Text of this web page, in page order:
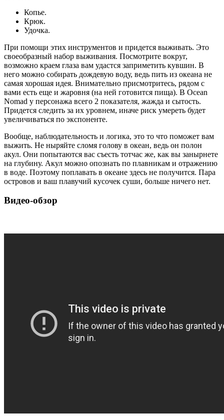
Копье.
Крюк.
Удочка.
При помощи этих инструментов и придется выживать. Это
своеобразный набор выживания. Посмотрите вокруг,
возможно краем глаза вам удастся заприметить кувшин. В
него можно собирать дождевую воду, ведь пить из океана не
самая хорошая идея. Внимательно присмотритесь, рядом с
вами есть еще и жаровня (на ней готовится пища). В Ocean
Nomad у персонажа всего 2 показателя, жажда и сытость.
Придется следить за их уровнем, иначе риск умереть будет
увеличиваться по экспоненте.
Вообще, наблюдательность и логика, это то что поможет вам
выжить. Не ныряйте сломя голову в океан, ведь он полон
акул. Они попытаются вас съесть тотчас же, как вы занырнете
на глубину. Акул можно опознать по плавникам и отражению
в воде. Поэтому поплавать в океане здесь не получится. Пара
островов и ваш плавучий кусочек суши, больше ничего нет.
Видео-обзор